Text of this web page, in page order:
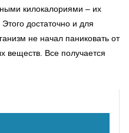
килокалориями – их
достаточно и для
не начал паниковать от
веществ. Все получается